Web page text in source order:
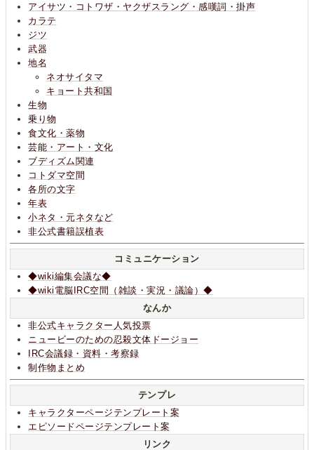
アイサツ・コトワザ・ヤクザスラング・感嘆詞・掛声
カラテ
ジツ
武器
地名
ネオサイタマ
キョート共和国
生物
乗り物
食文化・薬物
芸能・アート・文化
ブディズム関連
コトダマ空間
各所の文字
年表
小ネタ・元ネタなど
非公式書籍誤植表
コミュニケーション
◆wiki編集会議な◆
◆wiki電脳IRC空間（雑談・実況・議論）◆
なんか
非公式キャラクター人気投票
ニュービーのための忍殺文体ドージョー
IRC会議録・資料・考察録
制作物まとめ
テンプレ
キャラクターページテンプレート案
エピソードページテンプレート案
リンク